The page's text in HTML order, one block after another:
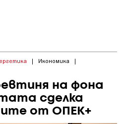
| Икономика |
на фона
сделка
от ОПЕК+